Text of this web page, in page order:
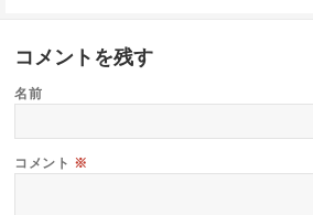
コメントを残す
名前
コメント ※